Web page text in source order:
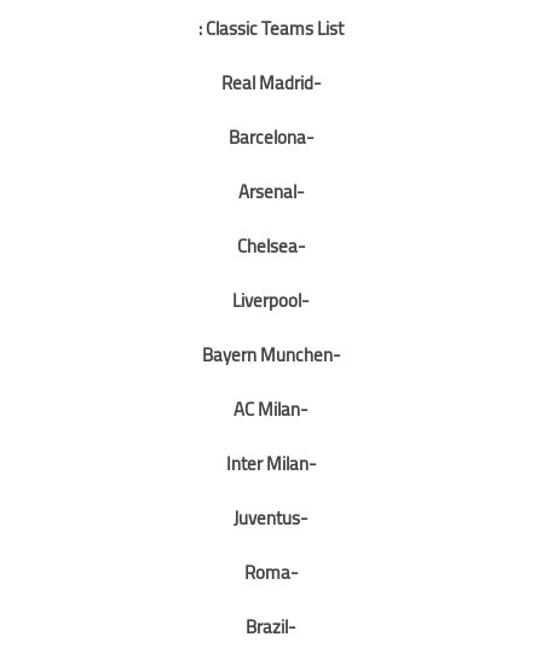
Classic Teams List :
-Real Madrid
-Barcelona
-Arsenal
-Chelsea
-Liverpool
-Bayern Munchen
-AC Milan
-Inter Milan
-Juventus
-Roma
-Brazil